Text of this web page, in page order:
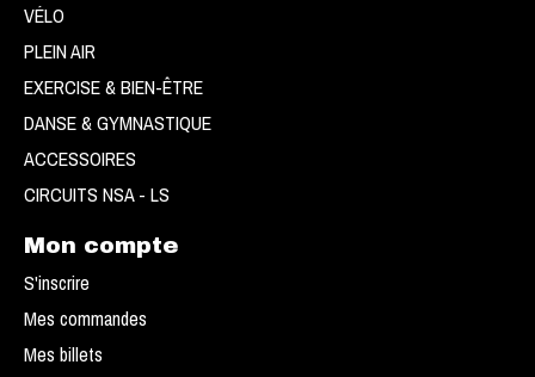
VÉLO
PLEIN AIR
EXERCISE & BIEN-ÊTRE
DANSE & GYMNASTIQUE
ACCESSOIRES
CIRCUITS NSA - LS
Mon compte
S'inscrire
Mes commandes
Mes billets